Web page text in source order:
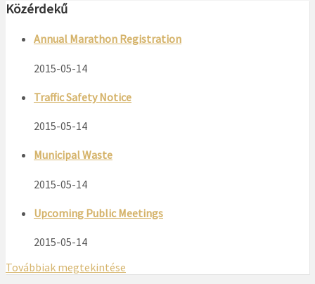
Közérdekű
Annual Marathon Registration
2015-05-14
Traffic Safety Notice
2015-05-14
Municipal Waste
2015-05-14
Upcoming Public Meetings
2015-05-14
Továbbiak megtekintése